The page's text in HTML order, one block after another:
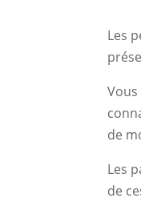
Les
de
Les
de